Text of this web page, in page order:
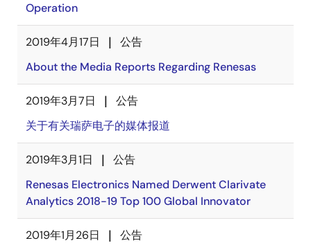
Operation
2019年4月17日
公告
About the Media Reports Regarding Renesas
2019年3月7日
公告
关于有关瑞萨电子的媒体报道
2019年3月1日
公告
Renesas Electronics Named Derwent Clarivate
Analytics 2018-19 Top 100 Global Innovator
2019年1月26日
公告